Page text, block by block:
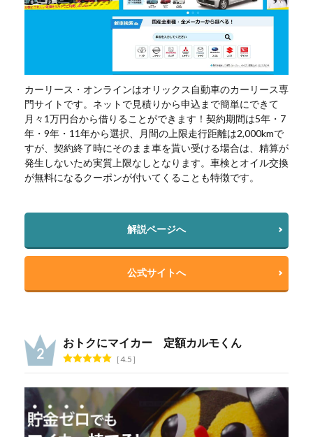
カーリース・オンラインはオリックス自動車のカーリース専
門サイトです。ネットで見積りから申込まで簡単にできて
月々1万円台から借りることができます！契約期間は5年・7
年・9年・11年から選択、月間の上限走行距離は2,000kmで
すが、契約終了時にそのまま車を貰い受ける場合は、精算が
発生しないため実質上限なしとなります。車検とオイル交換
が無料になるクーポンが付いてくることも特徴です。
解説ページへ
公式サイトへ
おトクにマイカー 定額カルモくん
4.5